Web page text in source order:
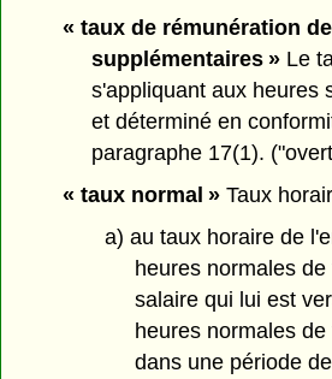
« taux de rémunération
supplémentaires » Le
s'appliquant aux heures
et déterminé en
paragraphe 17(1).
« taux normal »Taux
a) au taux horaire de
heures normales
salaire qui lui est
heures normales
dans une période